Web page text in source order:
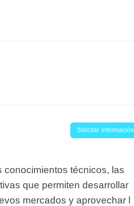
Solicitar información
conocimientos técnicos, las
que permiten desarrollar
mercados y aprovechar l